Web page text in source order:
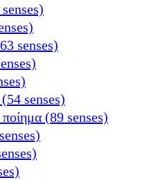
senses)
senses)
(89 senses)